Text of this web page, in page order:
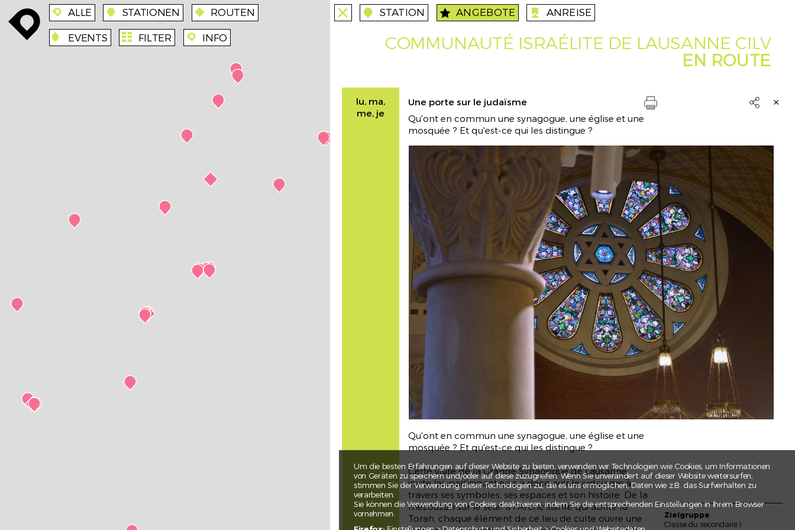
enroute enroute ALLE station STATIONEN route ROUTEN
event EVENTS agenda FILTER enroute INFO
close
Wurzeln
Farben und Vielfalt
Razzismo e razzismo antimusulmano
lun, mar, mer, gio, ven
Laboratorio e materiale didattico
Jüdischer Friedhof
Di, Mi, Do, Fr, Sa, So
Führung
close station STATION angebote ANGEBOTE anreise ANREISE
COMMUNAUTÉ ISRAÉLITE DE LAUSANNE CILV
EN ROUTE
lu, ma,
me, je
Une porte sur le judaïsme 
Qu'ont en commun une synagogue, une église et une
mosquée ? Et qu'est-ce qui les distingue ?
Qu'ont en commun une synagogue, une église et une
mosquée ? Et qu'est-ce qui les distingue ?
Cette visite de la Grande Synagogue de Lausanne
invite les participant·e·x·s à découvrir le judaïsme à
travers ses symboles, ses espaces et son histoire. De la
mezouzah sur le seuil à l'Arche sainte qui abrite la
Torah, chaque élément de ce lieu de culte ouvre une
Zielgruppe
Classe du secondaire I
Um die besten Erfahrungen auf dieser Website zu bieten, verwenden wir Technologien wie Cookies, um Informationen
von Geräten zu speichern und/oder auf diese zuzugreifen. Wenn Sie unverändert auf dieser Website weitersurfen,
stimmen Sie der Verwendung dieser Technologien zu, die es uns ermöglichen, Daten wie z.B. das Surfverhalten zu
verarbeiten.
Sie können die Verwendung von Cookies deaktivieren, indem Sie die entsprechenden Einstellungen in Ihrem Browser
vornehmen: